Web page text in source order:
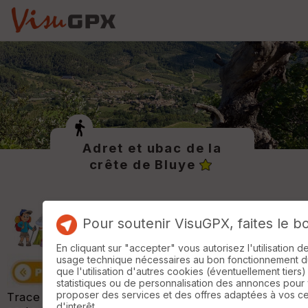
Adret et ubac de la
crête de Bluye
Trace réalisée avec VisuGPX avec le fond de
Pour soutenir VisuGPX, faites le
En cliquant sur "accepter" vous autorisez l'utilisation
usage technique nécessaires au bon fonctionnement
que l'utilisation d'autres cookies (éventuellement
statistiques ou de personnalisation des annonces pour
proposer des services et des offres adaptées à vos